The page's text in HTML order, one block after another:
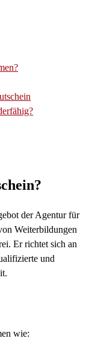
der Agentur für
Weiterbildungen
Er richtet sich an
und
wie: